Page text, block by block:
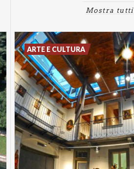
Mostra tutti
ARTE E CULTURA